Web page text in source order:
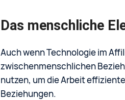
Das menschliche
Auch wenn Technologie im
zwischenmenschlichen
nutzen, um die Arbeit
Beziehungen.